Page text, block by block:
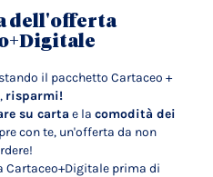
dell'offerta
il pacchetto Cartaceo +
risparmi!
su carta e la comodità dei
con te, un'offerta da non
Cartaceo+Digitale prima di